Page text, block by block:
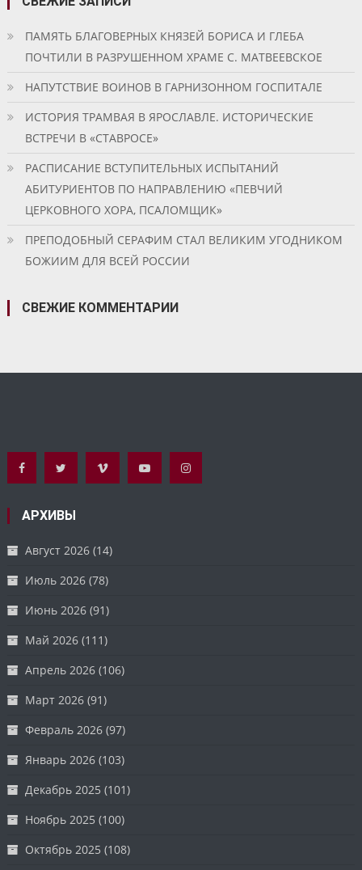
ПАМЯТЬ БЛАГОВЕРНЫХ КНЯЗЕЙ БОРИСА И ГЛЕБА
ПОЧТИЛИ В РАЗРУШЕННОМ ХРАМЕ С. МАТВЕЕВСКОЕ
НАПУТСТВИЕ ВОИНОВ В ГАРНИЗОННОМ ГОСПИТАЛЕ
ИСТОРИЯ ТРАМВАЯ В ЯРОСЛАВЛЕ. ИСТОРИЧЕСКИЕ
ВСТРЕЧИ В «СТАВРОСЕ»
РАСПИСАНИЕ ВСТУПИТЕЛЬНЫХ ИСПЫТАНИЙ
АБИТУРИЕНТОВ ПО НАПРАВЛЕНИЮ «ПЕВЧИЙ
ЦЕРКОВНОГО ХОРА, ПСАЛОМЩИК»
ПРЕПОДОБНЫЙ СЕРАФИМ СТАЛ ВЕЛИКИМ УГОДНИКОМ
БОЖИИМ ДЛЯ ВСЕЙ РОССИИ
СВЕЖИЕ КОММЕНТАРИИ
АРХИВЫ
Август 2026 (14)
Июль 2026 (78)
Июнь 2026 (91)
Май 2026 (111)
Апрель 2026 (106)
Март 2026 (91)
Февраль 2026 (97)
Январь 2026 (103)
Декабрь 2025 (101)
Ноябрь 2025 (100)
Октябрь 2025 (108)